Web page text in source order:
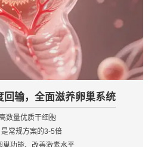
回输，全面滋养卵巢系统
数量优质干细胞
常规方案的3-5倍
巢功能、改善激素水平